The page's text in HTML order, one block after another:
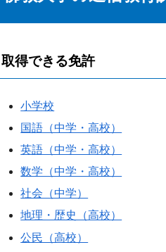
取得できる免許
小学校
国語（中学・高校）
英語（中学・高校）
数学（中学・高校）
社会（中学）
地理・歴史（高校）
公民（高校）